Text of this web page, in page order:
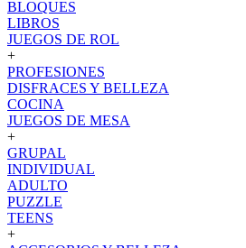
BLOQUES
LIBROS
JUEGOS DE ROL
+
PROFESIONES
DISFRACES Y BELLEZA
COCINA
JUEGOS DE MESA
+
GRUPAL
INDIVIDUAL
ADULTO
PUZZLE
TEENS
+